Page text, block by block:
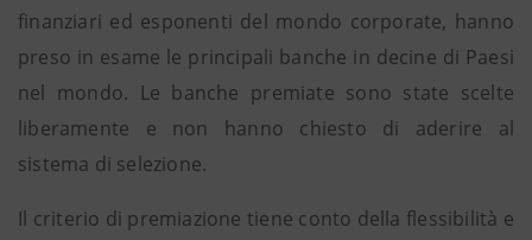
finanziari ed esponenti del mondo corporate, hanno
preso in esame le principali banche in decine di Paesi
nel mondo. Le banche premiate sono state scelte
liberamente e non hanno chiesto di aderire al
sistema di selezione.
Il criterio di premiazione tiene conto della flessibilità e